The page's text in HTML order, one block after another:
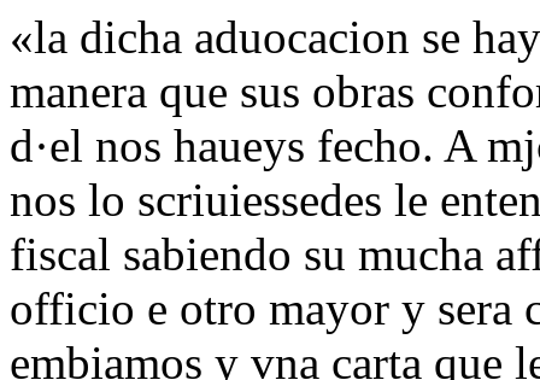
«la dicha aduocacion se
manera que sus obras
d·el nos haueys fecho. A
nos lo scriuiessedes le
fiscal sabiendo su mucha
officio e otro mayor y sera
embiamos y vna carta que